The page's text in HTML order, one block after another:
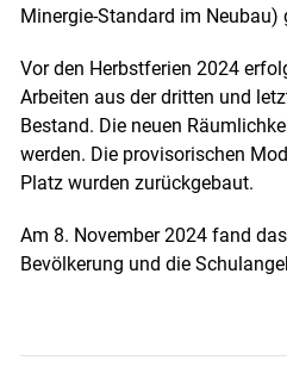
Minergie-Standard im Neubau)
Vor den Herbstferien 2024
Arbeiten aus der dritten und
Bestand. Die neuen
werden. Die provisorischen
Platz wurden zurückgebaut.
Am 8. November 2024 fand
Bevölkerung und die